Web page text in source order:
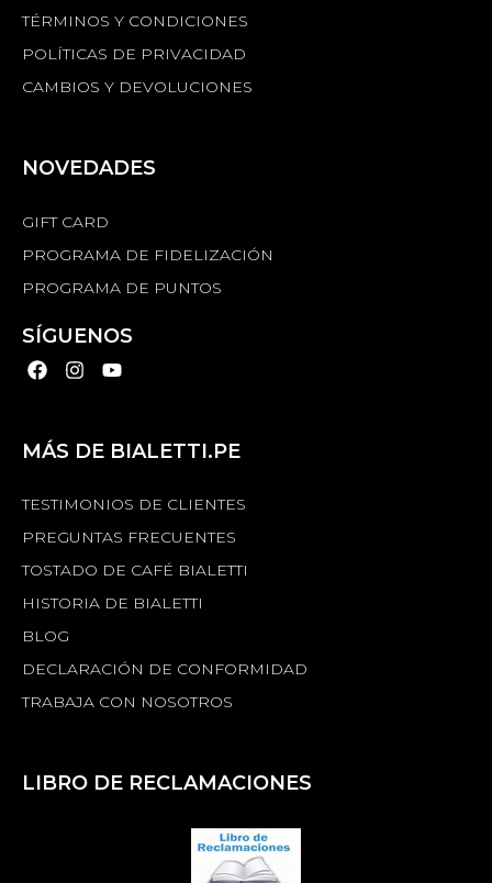
TÉRMINOS Y CONDICIONES
POLÍTICAS DE PRIVACIDAD
CAMBIOS Y DEVOLUCIONES
NOVEDADES
GIFT CARD
PROGRAMA DE FIDELIZACIÓN
PROGRAMA DE PUNTOS
SÍGUENOS
MÁS DE BIALETTI.PE
TESTIMONIOS DE CLIENTES
PREGUNTAS FRECUENTES
TOSTADO DE CAFÉ BIALETTI
HISTORIA DE BIALETTI
BLOG
DECLARACIÓN DE CONFORMIDAD
TRABAJA CON NOSOTROS
LIBRO DE RECLAMACIONES